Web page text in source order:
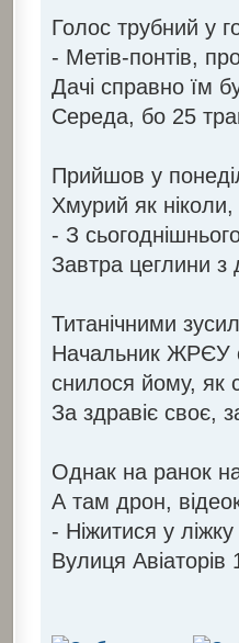
Голос трубний у
- Метів-понтів,
Дачі справно їм
Середа, бо 25
Прийшов у
Хмурий як ніколи,
- З
Завтра цеглини з
Титанічними
Начальник ЖРЄУ
снилося йому, як
За здравіє своє,
Однак на ранок
А там дрон,
- Ніжитися у
Вулиця